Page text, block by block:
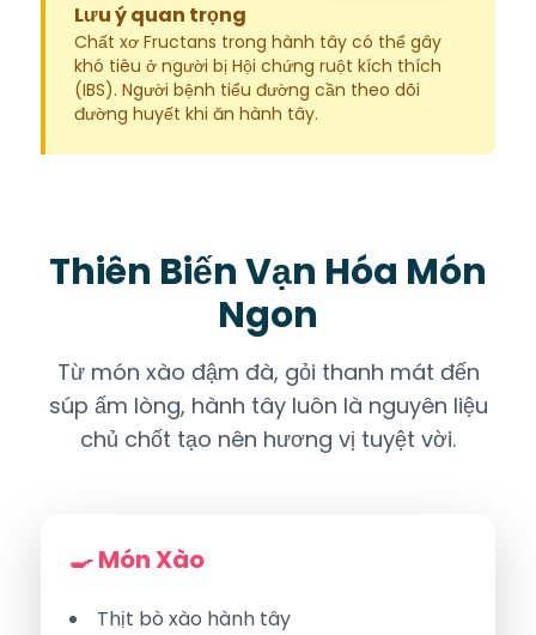
Lưu ý quan trọng
Chất xơ Fructans trong hành tây có thể gây
khó tiêu ở người bị Hội chứng ruột kích thích
(IBS). Người bệnh tiểu đường cần theo dõi
đường huyết khi ăn hành tây.
Thiên Biến Vạn Hóa Món
Ngon
Từ món xào đậm đà, gỏi thanh mát đến
súp ấm lòng, hành tây luôn là nguyên liệu
chủ chốt tạo nên hương vị tuyệt vời.
🍳 Món Xào
Thịt bò xào hành tây